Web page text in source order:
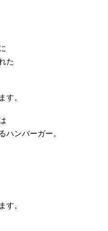
た
す。
ハンバーガー。
す。